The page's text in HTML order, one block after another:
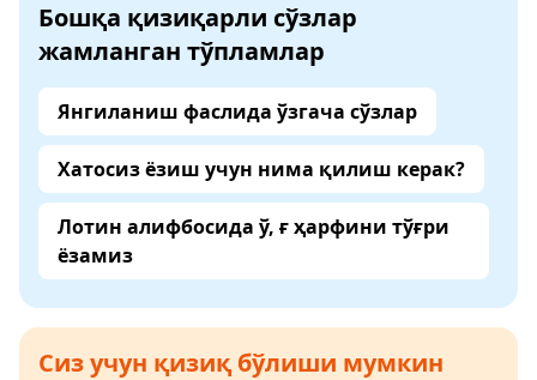
Бошқа қизиқарли сўзлар
жамланган тўпламлар
Янгиланиш фаслида ўзгача сўзлар
Хатосиз ёзиш учун нима қилиш керак?
Лотин алифбосида ў, ғ ҳарфини тўғри
ёзамиз
Сиз учун қизиқ бўлиши мумкин